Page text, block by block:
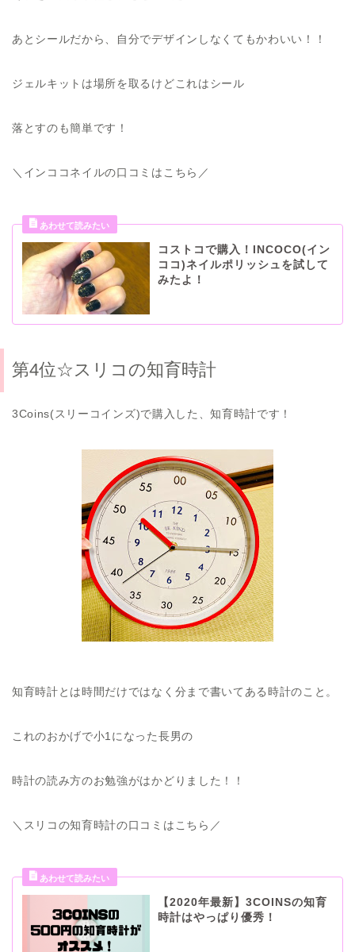
あとシールだから、自分でデザインしなくてもかわいい！！
ジェルキットは場所を取るけどこれはシール
落とすのも簡単です！
＼インココネイルの口コミはこちら／
コストコで購入！INCOCO(イン
ココ)ネイルポリッシュを試して
みたよ！
第4位☆スリコの知育時計
3Coins(スリーコインズ)で購入した、知育時計です！
知育時計とは時間だけではなく分まで書いてある時計のこと。
これのおかげで小1になった長男の
時計の読み方のお勉強がはかどりました！！
＼スリコの知育時計の口コミはこちら／
【2020年最新】3COINSの知育
時計はやっぱり優秀！